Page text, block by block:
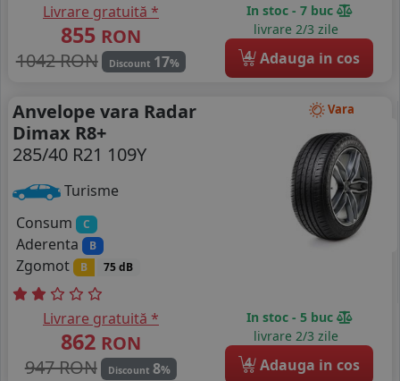
Livrare gratuită *
855 RON
1042 RON
Discount 17%
In stoc - 7 buc
livrare 2/3 zile
4 Adauga in cos
Vara
Anvelope vara Radar
Dimax R8+
285/40 R21 109Y
Turisme
Consum
C
Aderenta B
Zgomot B 75 dB
Livrare gratuită *
862 RON
947 RON
Discount 8%
In stoc - 5 buc
livrare 2/3 zile
4 Adauga in cos